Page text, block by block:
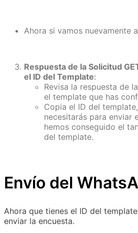
Ahora si vamos nuevamente
Respuesta de la Solicitud
el ID del Template:
Revisa la respuesta de
el template que has
Copia el ID del
necesitarás para enviar
hemos conseguido el
del template.
Envío del
Ahora que tienes el ID del
enviar la encuesta.